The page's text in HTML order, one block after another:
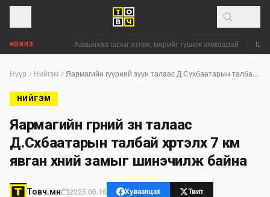
ШИНЭ Аавынхаа гарыг атгаж, мөрийг түшиж амжаарай
Нүүр Нийгэм
НИЙГЭМ
Яармагийн гүүрний зүүн талаас
Д.Сүхбаатарын талбай хүртэлх 7 км
явган хүний замыг шинэчилж байна
Товч.мн 2025.06.16 Хуваалцах Твит